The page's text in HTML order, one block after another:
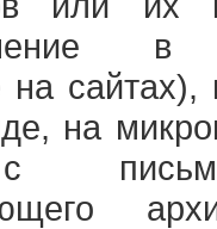
на